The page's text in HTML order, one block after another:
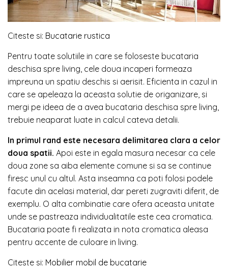
Citeste si: Bucatarie rustica
Pentru toate solutiile in care se foloseste bucataria
deschisa spre living, cele doua incaperi formeaza
impreuna un spatiu deschis si aerisit. Eficienta in cazul in
care se apeleaza la aceasta solutie de origanizare, si
mergi pe ideea de a avea bucataria deschisa spre living,
trebuie neaparat luate in calcul cateva detalii.
In primul rand este necesara delimitarea clara a celor
doua spatii. Apoi este in egala masura necesar ca cele
doua zone sa aiba elemente comune si sa se continue
firesc unul cu altul. Asta inseamna ca poti folosi podele
facute din acelasi material, dar pereti zugraviti diferit, de
exemplu. O alta combinatie care ofera aceasta unitate
unde se pastreaza individualitatile este cea cromatica.
Bucataria poate fi realizata in nota cromatica aleasa
pentru accente de culoare in living.
Citeste si: Mobilier mobil de bucatarie